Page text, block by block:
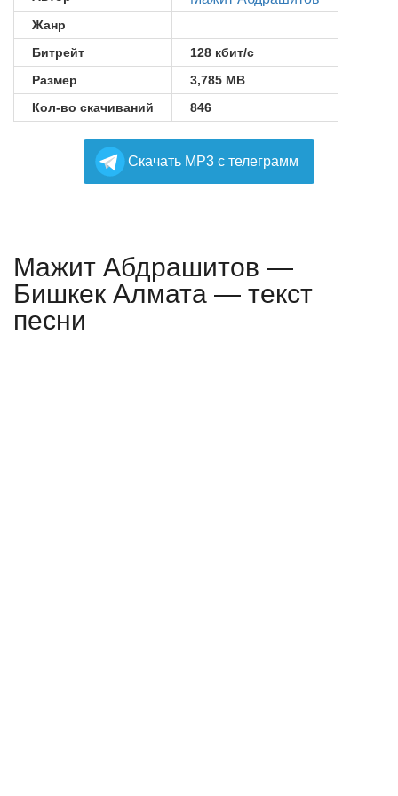
Жанр
Битрейт
128 кбит/с
Размер
3,785 MB
Кол-во скачиваний
846
Cкачать MP3 с телеграмм
Мажит Абдрашитов —
Бишкек Алмата — текст
песни